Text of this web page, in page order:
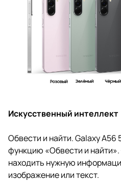
Искусственный интеллект
Обвести и найти. Galaxy A56
функцию «Обвести и найти».
находить нужную
изображение или текст.